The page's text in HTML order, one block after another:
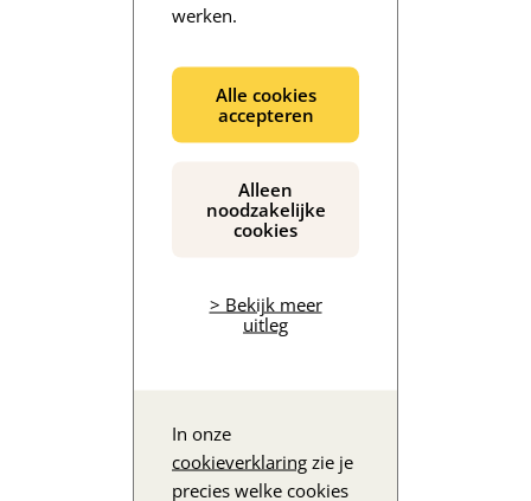
werken.
Alle cookies
accepteren
Alleen
noodzakelijke
cookies
> Bekijk meer
uitleg
In onze
cookieverklaring zie je
precies welke cookies
De inhoud wordt geladen...